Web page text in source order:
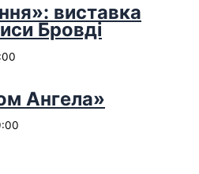
виставка
Бровді
Ангела»